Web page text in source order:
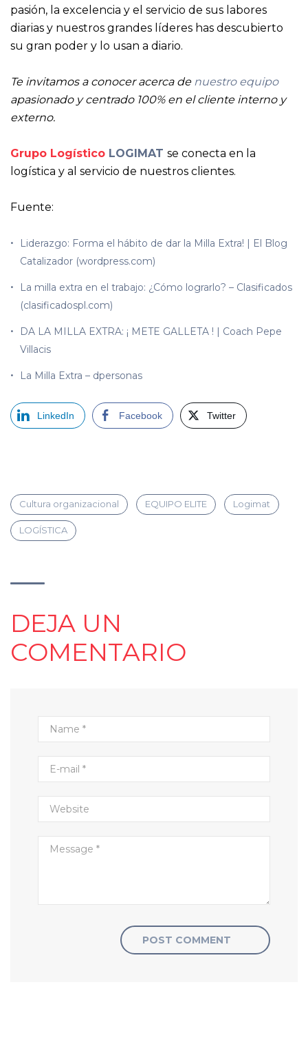
pasión, la excelencia y el servicio de sus labores
diarias y nuestros grandes líderes has descubierto
su gran poder y lo usan a diario.
Te invitamos a conocer acerca de nuestro equipo
apasionado y centrado 100% en el cliente interno y
externo.
Grupo Logístico LOGIMAT se conecta en la
logística y al servicio de nuestros clientes.
Fuente:
Liderazgo: Forma el hábito de dar la Milla Extra! | El Blog
Catalizador (wordpress.com)
La milla extra en el trabajo: ¿Cómo lograrlo? – Clasificados
(clasificadospl.com)
DA LA MILLA EXTRA: ¡ METE GALLETA ! | Coach Pepe
Villacis
La Milla Extra – dpersonas
LinkedIn Facebook Twitter
Cultura organizacional EQUIPO ELITE Logimat
LOGÍSTICA
DEJA UN
COMENTARIO
POST COMMENT